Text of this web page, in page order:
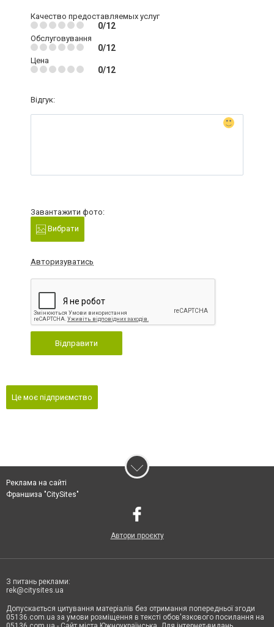
Качество предоставляемых услуг
0/12
Обслуговування
0/12
Цена
0/12
Відгук:
Завантажити фото:
Вибрати
Авторизуватись
Відправити
Це моє підприємство
Реклама на сайті
Франшиза "CitySites"
Автори проєкту
З питань реклами:
rek@citysites.ua
Допускається цитування матеріалів без отримання попередньої згоди
05136.com.ua за умови розміщення в тексті обов'язкового посилання на